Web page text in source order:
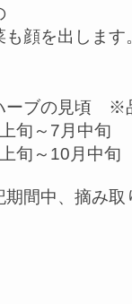
も顔を出します
ブの見頃 ※
旬～7月中旬
旬～10月中旬
期間中、摘み